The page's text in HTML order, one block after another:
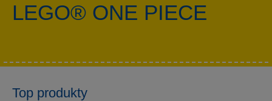
LEGO® ONE PIECE
Top produkty